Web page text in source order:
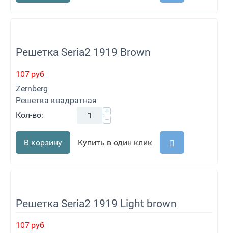
Решетка Seria2 1919 Brown
107 руб
Zernberg
Решетка квадратная
Кол-во:
+
−
В корзину Купить в один клик
Решетка Seria2 1919 Light brown
107 руб